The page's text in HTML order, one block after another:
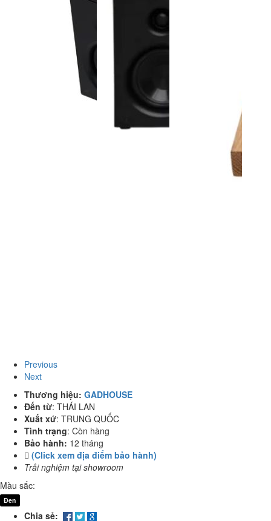
Previous
Next
Thương hiệu: GADHOUSE
Đến từ: THÁI LAN
Xuất xứ: TRUNG QUỐC
Tình trạng: Còn hàng
Bảo hành: 12 tháng
(Click xem địa điểm bảo hành)
Trải nghiệm tại showroom
Màu sắc:
Đen
Chia sẻ: